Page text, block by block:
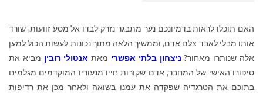
האם תוכלו לראות בדמיונכם נער מתבגר נזרק לבדו אל מסע זוועות, שורד
אותו מבלי לאבד צלם אדם, וממשיך הלאה מתוך נכונות לעשות הכול למען
אלה שנותרו מאחור? ניצחון בלתי אפשרי מאת אנטולי רובין מביא את
סיפורו האישי של המחבר, אדם שקורות חייו מנעוריו המוקדמים מגלמים
בתוכם את הטרגדיה שפקדה את עמנו בשואה ולאחר מכן את רדיפות